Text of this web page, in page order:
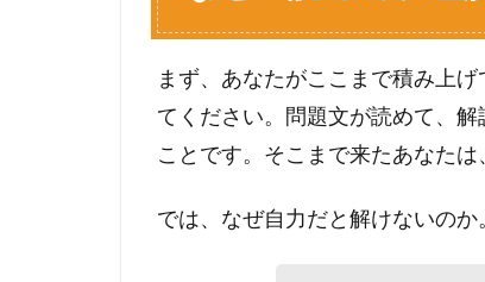
て
理
解
で
る
まず、あなたがここまで積み上
てください。問題文が読めて、
ことです。そこまで来たあなたは
では、なぜ自力だと解けないのか